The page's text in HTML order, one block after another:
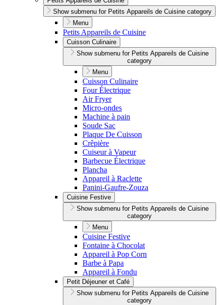
Show submenu for Petits Appareils de Cuisine category
Menu
Petits Appareils de Cuisine
Cuisson Culinaire
Show submenu for Petits Appareils de Cuisine
category
Menu
Cuisson Culinaire
Four Électrique
Air Fryer
Micro-ondes
Machine à pain
Soude Sac
Plaque De Cuisson
Crêpière
Cuiseur à Vapeur
Barbecue Électrique
Plancha
Appareil à Raclette
Panini-Gaufre-Zouza
Cuisine Festive
Show submenu for Petits Appareils de Cuisine
category
Menu
Cuisine Festive
Fontaine à Chocolat
Appareil à Pop Corn
Barbe à Papa
Appareil à Fondu
Petit Déjeuner et Café
Show submenu for Petits Appareils de Cuisine
category